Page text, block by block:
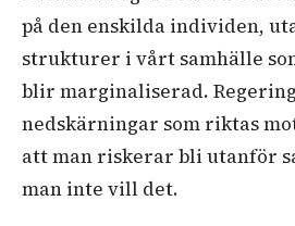
på den enskilda individen,
strukturer i vårt samhälle
blir marginaliserad.
nedskärningar som riktas
att man riskerar bli utanför
man inte vill det.